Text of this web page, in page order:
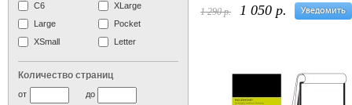
Уведомить
1 290 р. 1 050 р.
C6
XLarge
Large
Pocket
XSmall
Letter
Количество страниц
до
от